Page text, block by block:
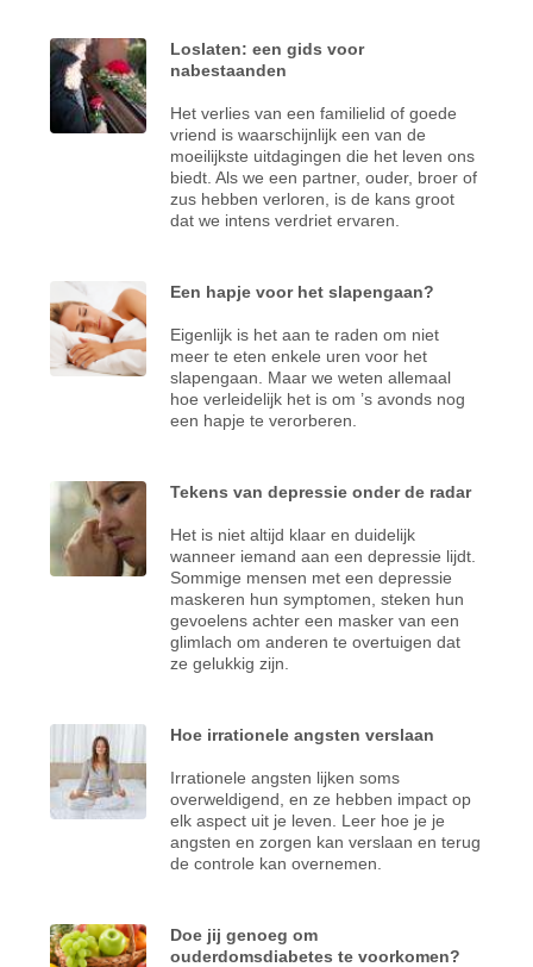
Loslaten: een gids voor
nabestaanden
Het verlies van een familielid of goede
vriend is waarschijnlijk een van de
moeilijkste uitdagingen die het leven ons
biedt. Als we een partner, ouder, broer of
zus hebben verloren, is de kans groot
dat we intens verdriet ervaren.
Een hapje voor het slapengaan?
Eigenlijk is het aan te raden om niet
meer te eten enkele uren voor het
slapengaan. Maar we weten allemaal
hoe verleidelijk het is om ’s avonds nog
een hapje te verorberen.
Tekens van depressie onder de radar
Het is niet altijd klaar en duidelijk
wanneer iemand aan een depressie lijdt.
Sommige mensen met een depressie
maskeren hun symptomen, steken hun
gevoelens achter een masker van een
glimlach om anderen te overtuigen dat
ze gelukkig zijn.
Hoe irrationele angsten verslaan
Irrationele angsten lijken soms
overweldigend, en ze hebben impact op
elk aspect uit je leven. Leer hoe je je
angsten en zorgen kan verslaan en terug
de controle kan overnemen.
Doe jij genoeg om
ouderdomsdiabetes te voorkomen?